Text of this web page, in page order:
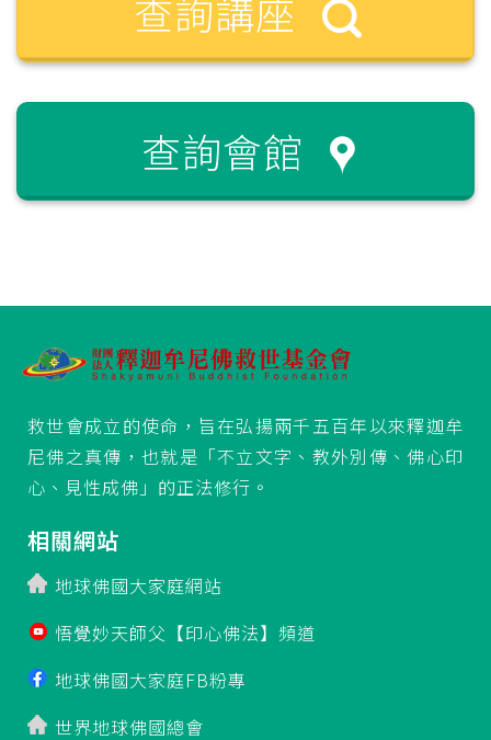
查詢講座
查詢會館
救世會成立的使命，旨在弘揚兩千五百年以來釋迦牟
尼佛之真傳，也就是「不立文字、教外別傳、佛心印
心、見性成佛」的正法修行。
相關網站
地球佛國大家庭網站
悟覺妙天師父【印心佛法】頻道
地球佛國大家庭FB粉專
世界地球佛國總會